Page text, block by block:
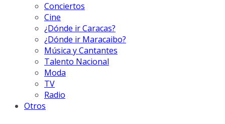
Conciertos
Cine
¿Dónde ir Caracas?
¿Dónde ir Maracaibo?
Música y Cantantes
Talento Nacional
Moda
TV
Radio
Otros